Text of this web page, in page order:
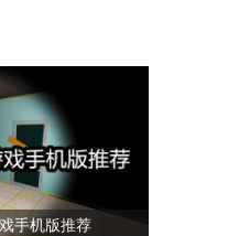
手机版推荐